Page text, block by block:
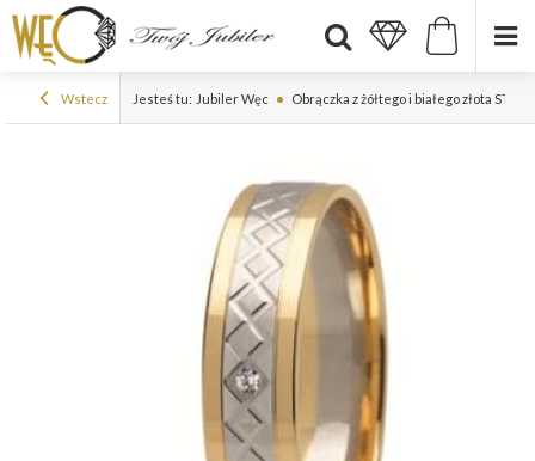
Wstecz Jesteś tu: Jubiler Węc Obrączka z żółtego i białego złota ST-